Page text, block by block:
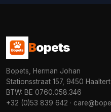
Bopets
Bopets, Herman Johan
Stationsstraat 157, 9450 Haaltert
BTW: BE 0760.058.346
+32 (0)53 839 642 ·